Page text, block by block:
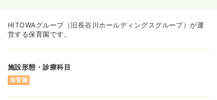
HITOWAグループ（旧長谷川ホールディングスグループ）が運
営する保育園です。
施設形態・診療科目
保育園